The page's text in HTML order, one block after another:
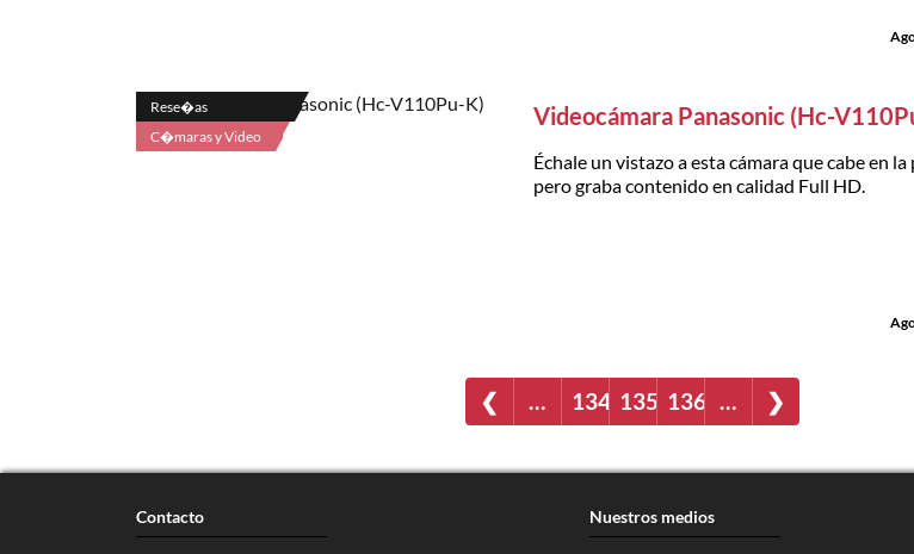
Rese�as
C�maras y Video
Videocámara Panasonic (Hc-
Échale un vistazo a esta cámara que cabe en
pero graba contenido en calidad Full HD.
❮ … 134 135 136 … ❯
Contacto Nuestros medios